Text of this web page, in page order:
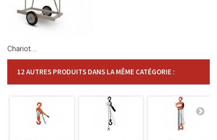
Chariot...
12 AUTRES PRODUITS DANS LA MÊME CATÉGORIE :